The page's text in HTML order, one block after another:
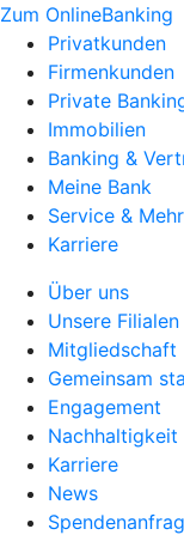
Zum OnlineBanking
Privatkunden
Firmenkunden
Private
Immobilien
Banking &
Meine Bank
Service &
Karriere
Über uns
Unsere Filialen
Mitgliedschaft
Gemeinsam
Engagement
Nachhaltigkeit
Karriere
News